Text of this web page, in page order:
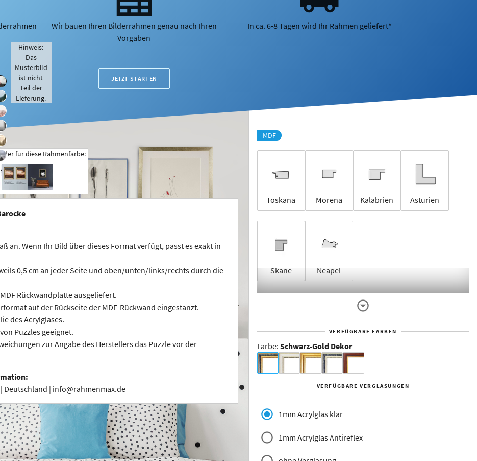
Wir bauen Ihren Bilderrahmen genau nach Ihren
Vorgaben
In ca. 6-8 Tagen wird Ihr Rahmen geliefert*
JETZT STARTEN
+
Hinweis:
Das
Musterbild
ist nicht
Teil der
Lieferung.
für diese Rahmenfarbe:
an. Wenn Ihr Bild über dieses Format verfügt, passt es exakt in
0,5 cm an jeder Seite und oben/unten/links/rechts durch die
Rückwandplatte ausgeliefert.
auf der Rückseite der MDF-Rückwand eingestanzt.
des Acrylglases.
Puzzles geeignet.
zur Angabe des Herstellers das Puzzle vor der
Deutschland | info@rahmenmax.de
MDF
Toskana Morena Kalabrien Asturien
Skane Neapel
Dakota -
Rahmenloser
Bildhalter
Aluminium
VERFÜGBARE FARBEN
Farbe: Schwarz-Gold Dekor
VERFÜGBARE VERGLASUNGEN
1mm Acrylglas klar
1mm Acrylglas Antireflex